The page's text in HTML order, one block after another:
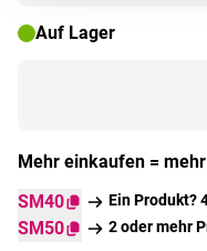
Auf Lager
Mehr einkaufen =
SM40
Ein Produkt?
SM50 2 oder mehr